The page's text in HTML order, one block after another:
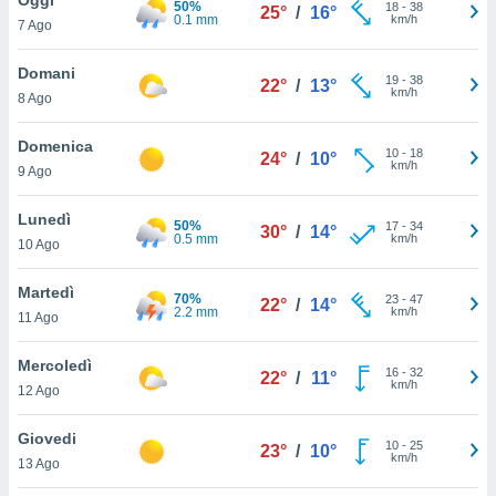
è
al sito
di
ci
di
il
un
la
nella
7 Ago
50%
0.1 mm
25° / 16° 18- 38
km/h
Domani
8 Ago
22° / 13° 19- 38
km/h
Domenica
9 Ago
24° / 10° 10- 18
km/h
Lunedì
10 Ago
50%
0.5 mm
30° / 14° 17- 34
km/h
Martedì
11 Ago
70%
2.2 mm
22° / 14° 23- 47
km/h
Mercoledì
12 Ago
22° / 11° 16- 32
km/h
Giovedi
13 Ago
23° / 10° 10- 25
km/h